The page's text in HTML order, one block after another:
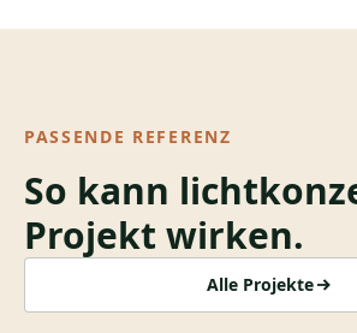
PASSENDE REFERENZ
So kann
Projekt wirken.
Alle Projekte